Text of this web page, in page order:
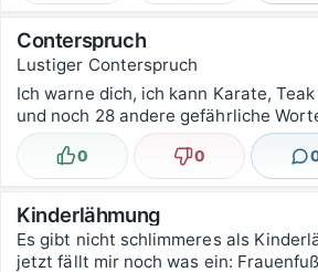
Conterspruch
Lustiger Conterspruch
Ich warne dich, ich kann Karate,
und noch 28 andere gefährliche
Lustig
0 Nicht lustig
0
Kinderlähmung
Es gibt nicht schlimmeres als
jetzt fällt mir noch was ein: